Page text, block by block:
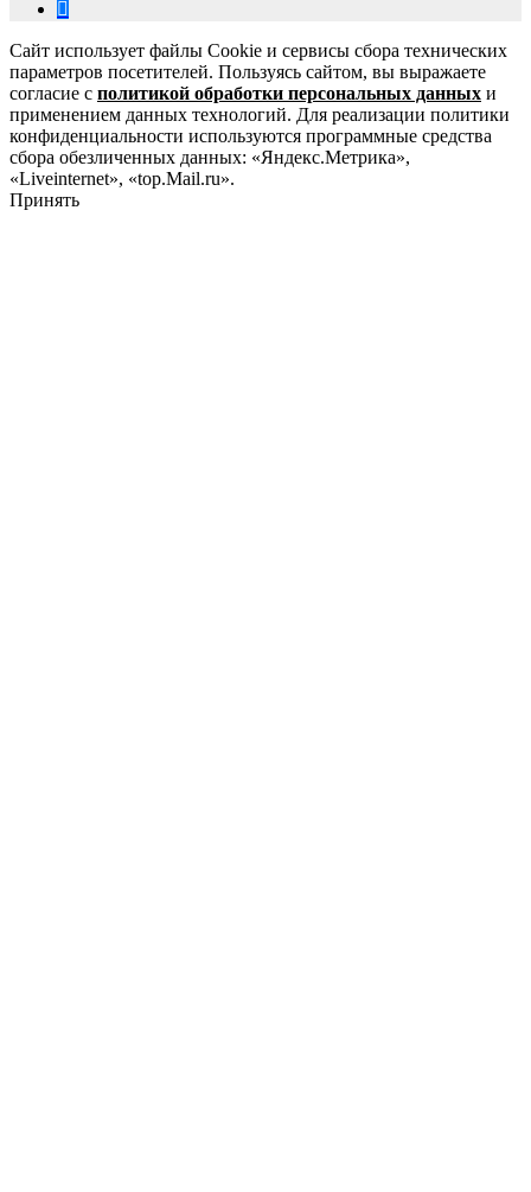
Сайт использует файлы Cookie и сервисы сбора технических
параметров посетителей. Пользуясь сайтом, вы выражаете
согласие с политикой обработки персональных данных и
применением данных технологий. Для реализации политики
конфиденциальности используются программные средства
сбора обезличенных данных: «Яндекс.Метрика»,
«Liveinternet», «top.Mail.ru».
Принять